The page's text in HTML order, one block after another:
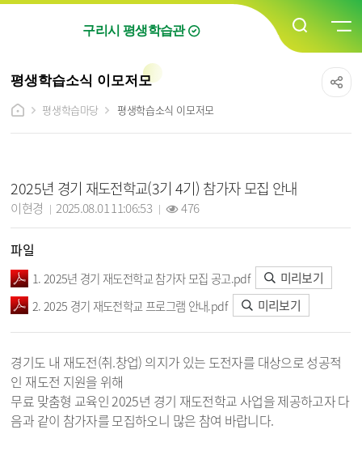
구리시 평생학습관
평생학습소식 이모저모
평생학습마당
평생학습소식 이모저모
2025년 경기 재도전학교(3기 4기) 참가자 모집 안내
이현경 2025.08.01 11:06:53 476
파일
1. 2025년 경기 재도전학교 참가자 모집 공고.pdf
미리보기
2. 2025 경기 재도전학교 프로그램 안내.pdf
미리보기
경기도 내 재도전(취.창업) 의지가 있는 도전자를 대상으로 성공적
인 재도전 지원을 위해
무료 맞춤형 교육인 2025년 경기 재도전학교 사업을 제공하고자 다
음과 같이 참가자를 모집하오니 많은 참여 바랍니다.